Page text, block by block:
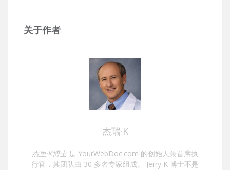
关于作者
杰瑞·K
杰里·K博士是 YourWebDoc.com 的创始人兼首席执
行官，其团队由 30 多名专家组成。 Jerry K 博士不是